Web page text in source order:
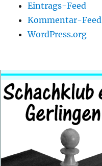
Eintrags-Feed
Kommentar-Feed
WordPress.org